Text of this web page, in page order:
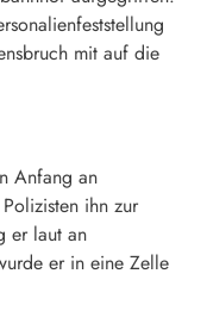
mit auf die
Anfang an
ihn zur
er laut an
er in eine Zelle